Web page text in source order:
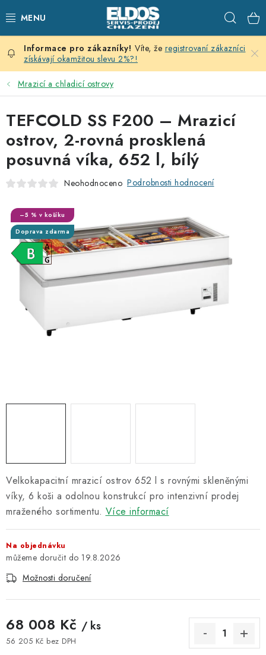
na
PRODEJNÍ CHLAZENÍ
SKLADOVACÍ CHLAZENÍ
CHLAZENÍ PRO PŘÍPRAVU
VÝČEPNÍ ZAŘÍZENÍ
KLIMATIZACE
ZNAČKY
Informační centrum Proč zvolit TEFCOLD
Kontakty
Hodnocení obchodu
Víte, že registrovaní zákazníci
získávají okamžitou slevu 2%?!
Mrazicí a chladicí ostrovy
Velkokapacitní mrazicí ostrov 652 l s rovnými skleněnými
víky, 6 koši a odolnou konstrukcí pro intenzivní prodej
mraženého sortimentu. Více informací
Na objednávku
19.8.2026
Možnosti doručení
68 008 Kč / ks
56 205 Kč bez DPH
TEFCOLD SS F200 – Mrazicí
ostrov, 2-rovná prosklená
posuvná víka, 652 l, bílý
Neohodnoceno Podrobnosti hodnocení
Doprava zdarma
–5 % v košíku